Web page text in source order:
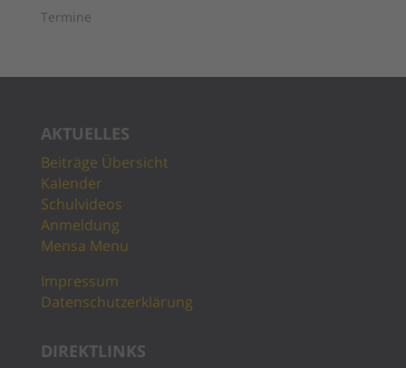
Termine
AKTUELLES
Beiträge Übersicht
Kalender
Schulvideos
Anmeldung
Mensa Menu
Impressum
Datenschutzerklärung
DIREKTLINKS